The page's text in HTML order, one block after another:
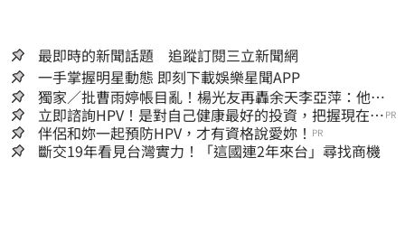
最即時的新聞話題 追蹤訂閱三立新聞網
一手掌握明星動態 即刻下載娛樂星聞APP
獨家／批曹雨婷帳目亂！楊光友再轟余天李亞萍：他們
工會跟演藝圈沒關
立即諮詢HPV！是對自己健康最好的投資，把握現在不
嫌晚！
PR
伴侶和妳一起預防HPV，才有資格說愛妳！ PR
斷交19年看見台灣實力！「這國連2年來台」尋找商機